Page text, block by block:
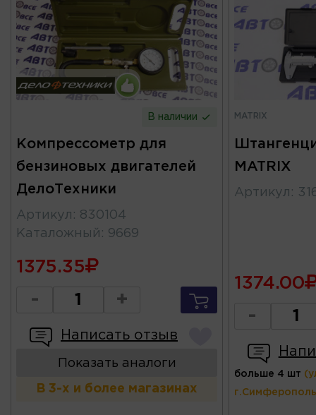
В наличии
Компрессометр для
бензиновых двигателей
ДелоТехники
Артикул : 830104
Каталожный : 9669
1375.35
- +
Написать отзыв
Показать аналоги
В 3-х и более магазинах
MATRIX
MATRIX
Артикул :
1374.00
-
больше 4 шт